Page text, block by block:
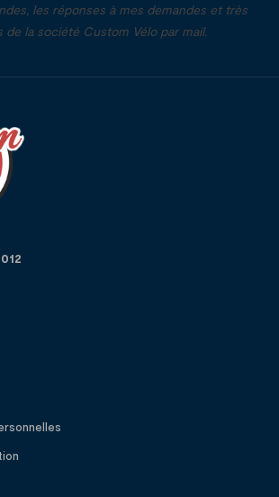
les réponses à mes demandes et très
la société Custom Vélo par mail.